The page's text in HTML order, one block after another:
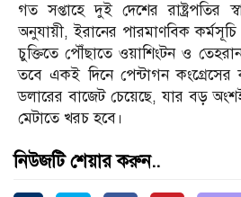
গত সপ্তাহে দুই দেশের রাষ্ট্রপতির
অনুযায়ী, ইরানের পারমাণবিক কর্মসূচি
চুক্তিতে পৌঁছাতে ওয়াশিংটন ও
তবে একই দিনে পেন্টাগন
ডলারের বাজেট চেয়েছে, যার বড়
মেটাতে খরচ হবে।
নিউজটি শেয়ার করুন..